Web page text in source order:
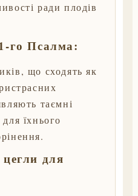
ради плодів
го Псалма:
що сходять як
таємні
їхнього
для